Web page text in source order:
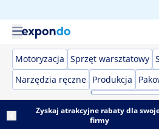
Motoryzacja Sprzęt warsztatowy
Narzędzia ręczne Produkcja
Zyskaj atrakcyjne rabaty dla
firmy